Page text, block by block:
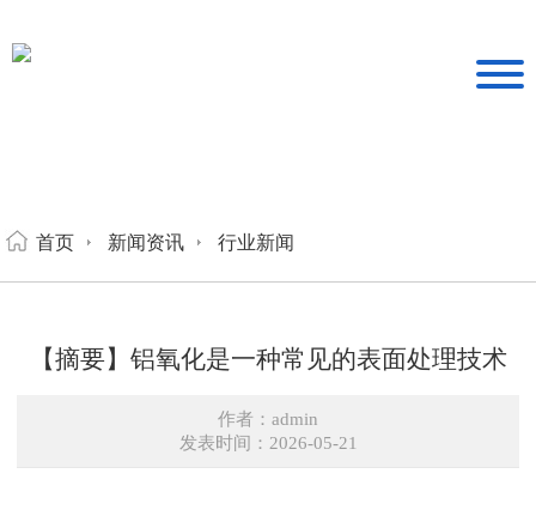
首页 新闻资讯 行业新闻
【摘要】铝氧化是一种常见的表面处理技术
作者：admin
发表时间：2026-05-21